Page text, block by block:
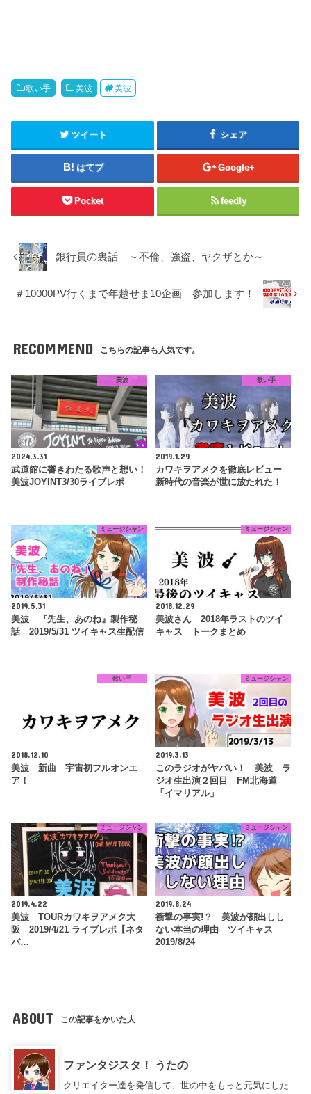
歌い手 美波 美波
ツイート シェア
はてブ Google+
Pocket feedly
銀行員の裏話 ～不倫、強盗、ヤクザとか～
＃10000PV行くまで年越せま10企画 参加します！
RECOMMEND こちらの記事も人気です。
美波
2024.3.31
武道館に響きわたる歌声と想い！
美波JOYINT3/30ライブレポ
歌い手
2019.1.29
カワキヲアメクを徹底レビュー
新時代の音楽が世に放たれた！
ミュージシャン
2019.5.31
美波 『先生、あのね』製作秘
話 2019/5/31 ツイキャス生配信
ミュージシャン
2018.12.29
美波さん 2018年ラストのツイ
キャス トークまとめ
歌い手
2018.12.10
美波 新曲 宇宙初フルオンエ
ア！
ミュージシャン
2019.3.13
このラジオがヤバい！ 美波 ラ
ジオ生出演２回目 FM北海道
「イマリアル」
ミュージシャン
2019.4.22
美波 TOURカワキヲアメク大
阪 2019/4/21 ライブレポ【ネタ
バ…
ミュージシャン
2019.8.24
衝撃の事実!？ 美波が顔出しし
ない本当の理由 ツイキャス
2019/8/24
ABOUT この記事をかいた人
ファンタジスタ！ うたの
クリエイター達を発信して、世の中をもっと元気にした